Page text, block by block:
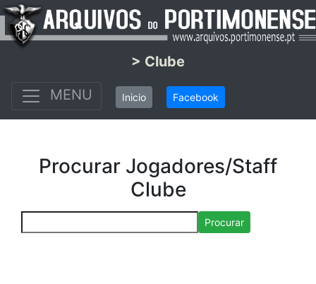
> Clube
MENU
Inicio Facebook
Procurar Jogadores/Staff
Clube
Procurar